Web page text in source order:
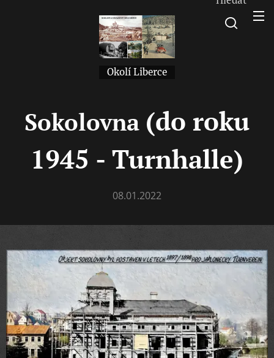
Okolí Liberce
Sokolovna (do roku
1945 - Turnhalle)
08.01.2022